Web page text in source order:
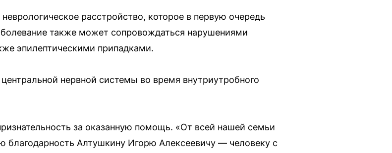
расстройство, которое в первую очередь
также может сопровождаться нарушениями
эпилептическими припадками.
нервной системы во время внутриутробного
за оказанную помощь. «От всей нашей семьи
благодарность Алтушкину Игорю Алексеевичу — человеку с